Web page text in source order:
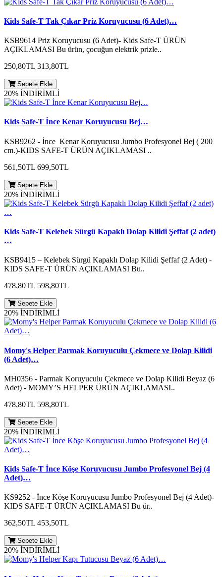
Kids Safe-T Tak Çıkar Priz Koruyucusu (6 Adet)…
KSB9614 Priz Koruyucusu (6 Adet)- Kids Safe-T ÜRÜN
AÇIKLAMASI Bu ürün, çocuğun elektrik prizle..
250,80TL 313,80TL
Sepete Ekle
20% İNDİRİMLİ
Kids Safe-T İnce Kenar Koruyucusu Bej…
KSB9262 - İnce Kenar Koruyucusu Jumbo Profesyonel Bej ( 200
cm.)-KIDS SAFE-T ÜRÜN AÇIKLAMASI ..
561,50TL 699,50TL
Sepete Ekle
20% İNDİRİMLİ
Kids Safe-T Kelebek Sürgü Kapaklı Dolap Kilidi Şeffaf (2 adet)
…
KSB9415 – Kelebek Sürgü Kapaklı Dolap Kilidi Şeffaf (2 Adet) -
KIDS SAFE-T ÜRÜN AÇIKLAMASI Bu..
478,80TL 598,80TL
Sepete Ekle
20% İNDİRİMLİ
Momy's Helper Parmak Koruyuculu Çekmece ve Dolap Kilidi
(6 Adet)…
MH0356 - Parmak Koruyuculu Çekmece ve Dolap Kilidi Beyaz (6
Adet) - MOMY’S HELPER ÜRÜN AÇIKLAMASI..
478,80TL 598,80TL
Sepete Ekle
20% İNDİRİMLİ
Kids Safe-T İnce Köşe Koruyucusu Jumbo Profesyonel Bej (4
Adet)…
KS9252 - İnce Köşe Koruyucusu Jumbo Profesyonel Bej (4 Adet)-
KIDS SAFE-T ÜRÜN AÇIKLAMASI Bu ür..
362,50TL 453,50TL
Sepete Ekle
20% İNDİRİMLİ